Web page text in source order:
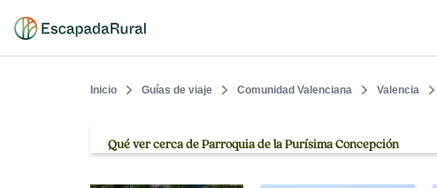
Inicio Guías de viaje Comunidad Valenciana Valencia
Qué ver cerca de Parroquia de la Purísima Concepción